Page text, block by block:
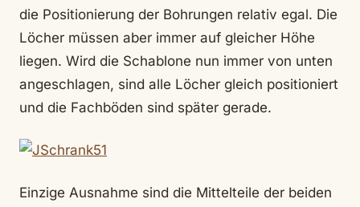
die Positionierung der Bohrungen relativ egal. Die
Löcher müssen aber immer auf gleicher Höhe
liegen. Wird die Schablone nun immer von unten
angeschlagen, sind alle Löcher gleich positioniert
und die Fachböden sind später gerade.
Einzige Ausnahme sind die Mittelteile der beiden